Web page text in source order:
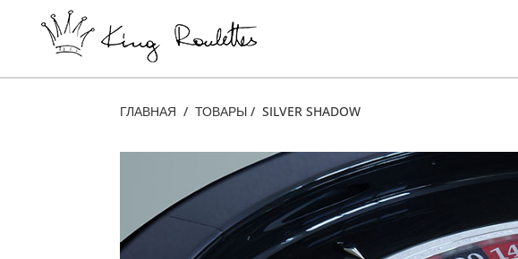
ГЛАВНАЯ /ТОВАРЫ /SILVER SHADOW